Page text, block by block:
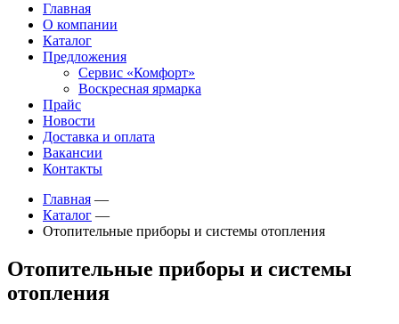
Главная
О компании
Каталог
Предложения
Сервис «Комфорт»
Воскресная ярмарка
Прайс
Новости
Доставка и оплата
Вакансии
Контакты
Главная —
Каталог —
Отопительные приборы и системы отопления
Отопительные приборы и системы
отопления